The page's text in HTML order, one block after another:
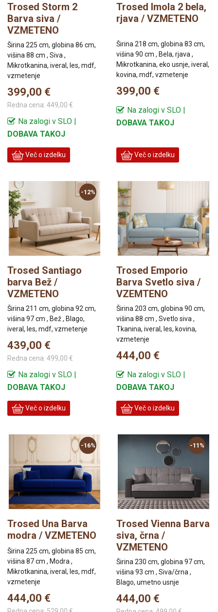
Trosed Storm 2
Barva siva /
VZMETENO
Širina 225 cm, globina 86 cm,
višina 88 cm , Siva ,
Mikrotkanina, iveral, les, mdf,
vzmetenje
399,00 €
Redna cena: 449,00 €
Na zalogi v SLO |
DOBAVA TAKOJ
Več o izdelku
Trosed Imola 2 bela,
rjava / VZMETENO
Širina 218 cm, globina 83 cm,
višina 90 cm , Bela, rjava ,
Mikrotkanina, eko usnje, iveral,
kovina, mdf, vzmetenje
399,00 €
Na zalogi v SLO |
DOBAVA TAKOJ
Več o izdelku
-12%
Trosed Santiago
barva Bež /
VZMETENO
Širina 211 cm, globina 92 cm,
višina 97 cm , Bež , Blago,
iveral, les, mdf, vzmetenje
439,00 €
Redna cena: 499,00 €
Na zalogi v SLO |
DOBAVA TAKOJ
Več o izdelku
Trosed Emporio
Barva Svetlo siva /
VZEMTENO
Širina 203 cm, globina 90 cm,
višina 88 cm , Svetlo siva ,
Tkanina, iveral, les, kovina,
vzmetenje
444,00 €
Na zalogi v SLO |
DOBAVA TAKOJ
Več o izdelku
-16%
Trosed Una Barva
modra / VZMETENO
Širina 225 cm, globina 85 cm,
višina 87 cm , Modra ,
Mikrotkanina, iveral, les, mdf,
vzmetenje
444,00 €
-11%
Trosed Vienna Barva
siva, črna /
VZMETENO
Širina 230 cm, globina 97 cm,
višina 93 cm , Siva/črna ,
Blago, umetno usnje
444,00 €